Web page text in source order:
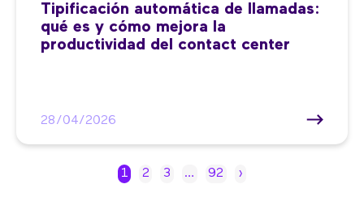
Tipificación automática de llamadas:
qué es y cómo mejora la
productividad del contact center
28/04/2026
1 2 3 … 92 ›